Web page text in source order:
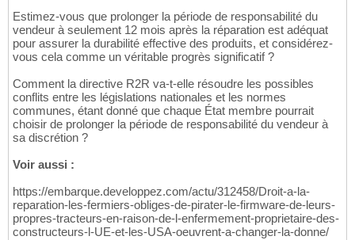
Estimez-vous que prolonger la période de responsabilité du
vendeur à seulement 12 mois après la réparation est adéquat
pour assurer la durabilité effective des produits, et considérez-
vous cela comme un véritable progrès significatif ?
Comment la directive R2R va-t-elle résoudre les possibles
conflits entre les législations nationales et les normes
communes, étant donné que chaque État membre pourrait
choisir de prolonger la période de responsabilité du vendeur à
sa discrétion ?
Voir aussi :
https://embarque.developpez.com/actu/312458/Droit-a-la-
reparation-les-fermiers-obliges-de-pirater-le-firmware-de-leurs-
propres-tracteurs-en-raison-de-l-enfermement-proprietaire-des-
constructeurs-l-UE-et-les-USA-oeuvrent-a-changer-la-donne/